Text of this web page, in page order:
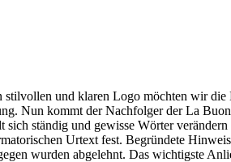
und klaren Logo möchten wir
Nun kommt der Nachfolger der La
ständig und gewisse Wörter
Urtext fest. Begründete
wurden abgelehnt. Das wichtigste